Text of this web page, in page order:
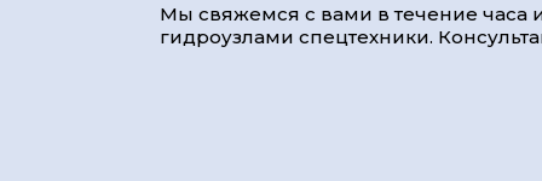
Мы свяжемся с вами в течение часа
гидроузлами спецтехники.